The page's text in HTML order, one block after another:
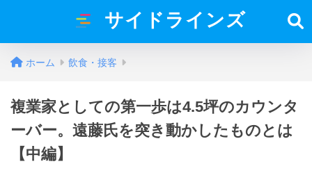
サイドラインズ
ホーム 飲食・接客
複業家としての第一歩は4.5坪のカウンタ
ーバー。遠藤氏を突き動かしたものとは
【中編】